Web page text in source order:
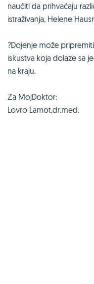
naučiti da prihvaćaju
istraživanja, Helene
?Dojenje može
iskustva koja dolaze sa
na kraju.
Za MojDoktor:
Lovro Lamot,dr.med.